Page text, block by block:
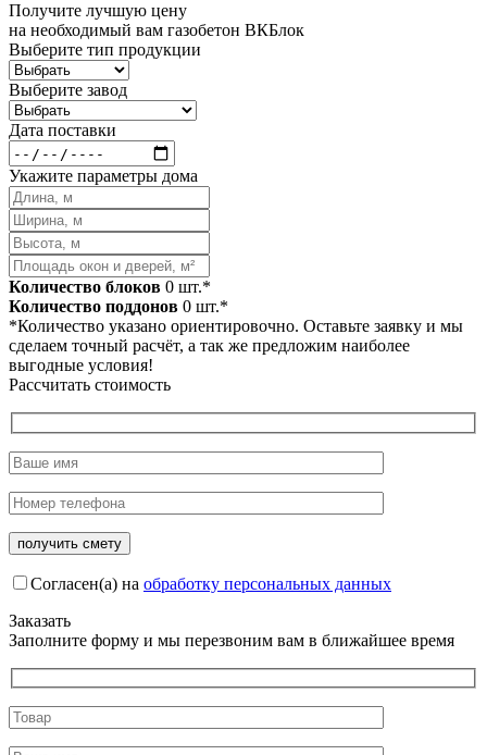
Получите лучшую цену
на необходимый вам газобетон ВКБлок
Выберите тип продукции
Выберите завод
Дата поставки
Укажите параметры дома
Количество блоков 0 шт.*
Количество поддонов 0 шт.*
*Количество указано ориентировочно. Оставьте заявку и мы
сделаем точный расчёт, а так же предложим наиболее
выгодные условия!
Рассчитать стоимость
Согласен(а) на обработку персональных данных
Заказать
Заполните форму и мы перезвоним вам в ближайшее время